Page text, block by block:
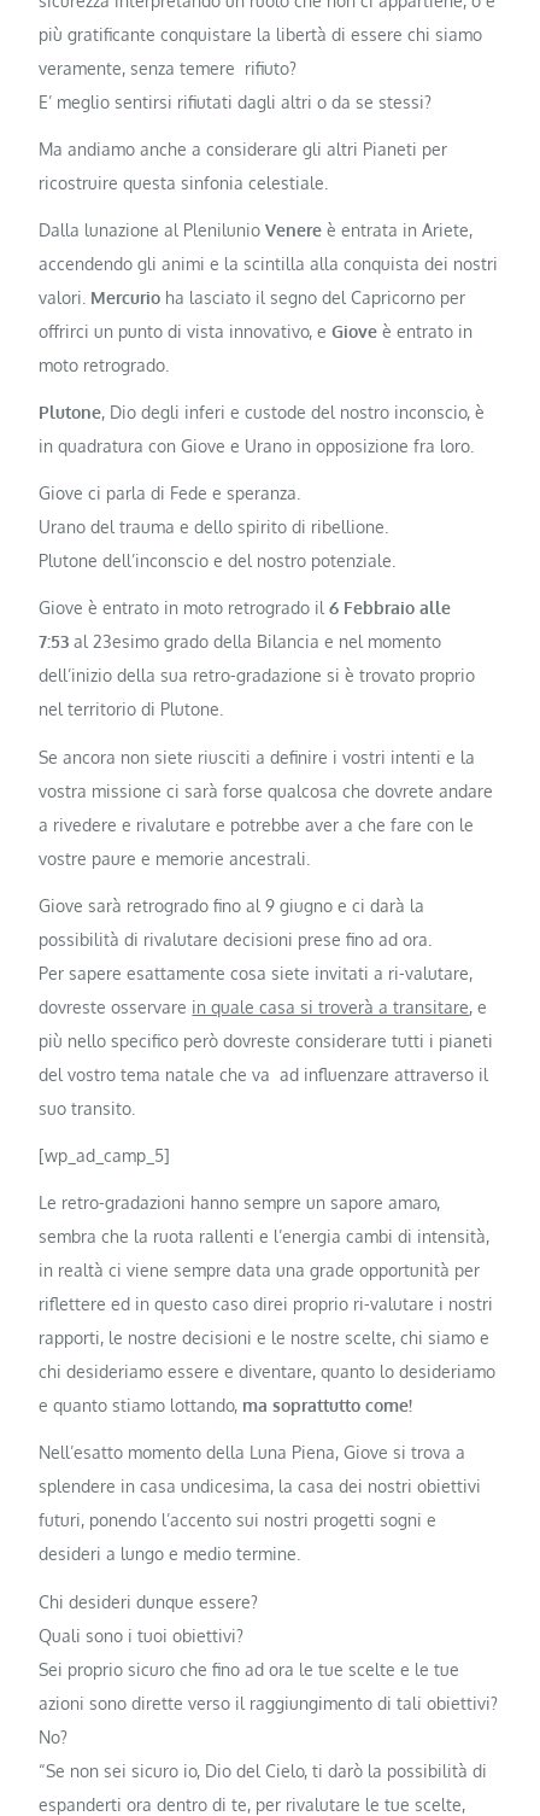
più gratificante conquistare la libertà di essere chi siamo
veramente, senza temere rifiuto?
E’ meglio sentirsi rifiutati dagli altri o da se stessi?
Ma andiamo anche a considerare gli altri Pianeti per
ricostruire questa sinfonia celestiale.
Dalla lunazione al PlenilunioVenere è entrata in Ariete,
accendendo gli animi e la scintilla alla conquista dei nostri
valori. Mercurio ha lasciato il segno del Capricorno per
offrirci un punto di vista innovativo, eGiove è entrato in
moto retrogrado.
Plutone, Dio degli inferi e custode del nostro inconscio, è
in quadratura con Giove e Urano in opposizione fra loro.
Giove ci parla di Fede e speranza.
Urano del trauma e dello spirito di ribellione.
Plutone dell’inconscio e del nostro potenziale.
Giove è entrato in moto retrogrado il6 Febbraio alle
7:53 al 23esimo grado della Bilancia e nel momento
dell’inizio della sua retro-gradazione si è trovato proprio
nel territorio di Plutone.
Se ancora non siete riusciti a definire i vostri intenti e la
vostra missione ci sarà forse qualcosa che dovrete andare
a rivedere e rivalutare e potrebbe aver a che fare con le
vostre paure e memorie ancestrali.
Giove sarà retrogrado fino al 9 giugno e ci darà la
possibilità di rivalutare decisioni prese fino ad ora.
Per sapere esattamente cosa siete invitati a ri-valutare,
dovreste osservare in quale casa si troverà a transitare, e
più nello specifico però dovreste considerare tutti i pianeti
del vostro tema natale che va ad influenzare attraverso il
suo transito.
[wp_ad_camp_5]
Le retro-gradazioni hanno sempre un sapore amaro,
sembra che la ruota rallenti e l’energia cambi di intensità,
in realtà ci viene sempre data una grade opportunità per
riflettere ed in questo caso direi proprio ri-valutare i nostri
rapporti, le nostre decisioni e le nostre scelte, chi siamo e
chi desideriamo essere e diventare, quanto lo desideriamo
e quanto stiamo lottando, ma soprattutto come!
Nell’esatto momento della Luna Piena, Giove si trova a
splendere in casa undicesima, la casa dei nostri obiettivi
futuri, ponendo l’accento sui nostri progetti sogni e
desideri a lungo e medio termine.
Chi desideri dunque essere?
Quali sono i tuoi obiettivi?
Sei proprio sicuro che fino ad ora le tue scelte e le tue
azioni sono dirette verso il raggiungimento di tali obiettivi?
No?
“Se non sei sicuro io, Dio del Cielo, ti darò la possibilità di
espanderti ora dentro di te, per rivalutare le tue scelte,